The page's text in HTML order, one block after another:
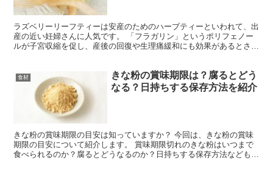
ラズベリーリーフティーは安産のためのハーブティーといわれて、出
産の近い妊婦さんに人気です。 「フラガリン」というポリフェノー
ルが子宮収縮を促し、産後の回復や生理痛緩和にも効果があるとされ
食材
きな粉の賞味期限は？腐るとどう
なる？日持ちする保存方法を紹介
きな粉の賞味期限の目安は知っていますか？ 今回は、きな粉の賞味
期限の目安について紹介します。 賞味期限切れのきな粉はいつまで
食べられるのか？腐るとどうなるのか？日持ちする保存方法などもま